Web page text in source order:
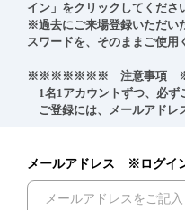
イン」をクリックしてくださ
※過去にご来場登録いただい
スワードを、そのままご使用
※※※※※※※　注意事項
1名1アカウントずつ、必ず
ご登録には、メールアドレ
メールアドレス ※ログイ